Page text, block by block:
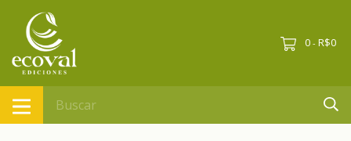
0 - R$0